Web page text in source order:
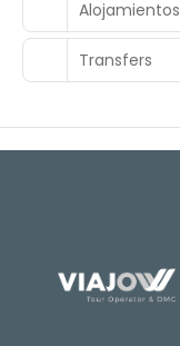
Alojamientos
Transfers